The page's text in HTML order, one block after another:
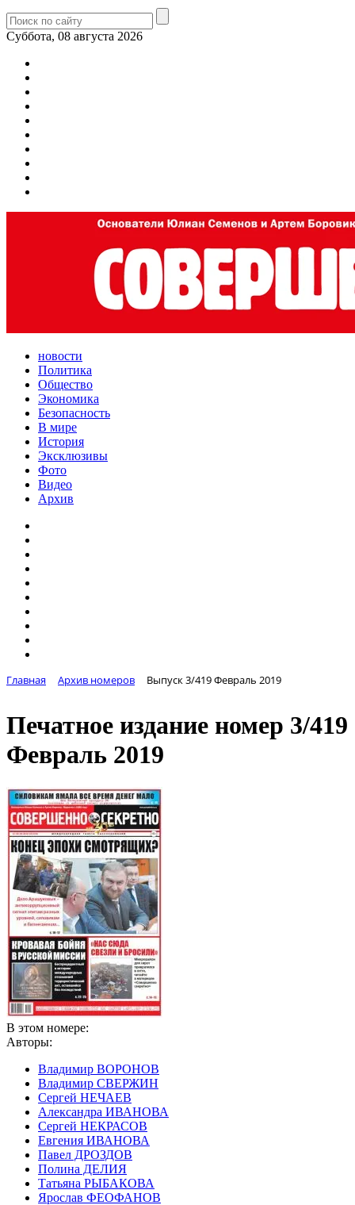
Суббота, 08 августа 2026
новости
Политика
Общество
Экономика
Безопасность
В мире
История
Эксклюзивы
Фото
Видео
Архив
Главная Архив номеров Выпуск 3/419 Февраль 2019
Печатное издание номер 3/419
Февраль 2019
В этом номере:
Авторы:
Владимир ВОРОНОВ
Владимир СВЕРЖИН
Сергей НЕЧАЕВ
Александра ИВАНОВА
Сергей НЕКРАСОВ
Евгения ИВАНОВА
Павел ДРОЗДОВ
Полина ДЕЛИЯ
Татьяна РЫБАКОВА
Ярослав ФЕОФАНОВ